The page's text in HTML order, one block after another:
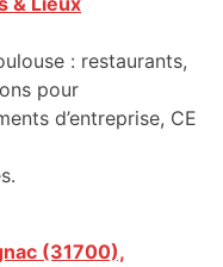
: restaurants,
pour
d’entreprise, CE
(31700),